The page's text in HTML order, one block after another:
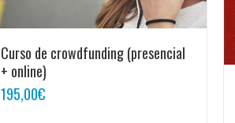
Curso de crowdfunding (presencial
+ online)
195,00€